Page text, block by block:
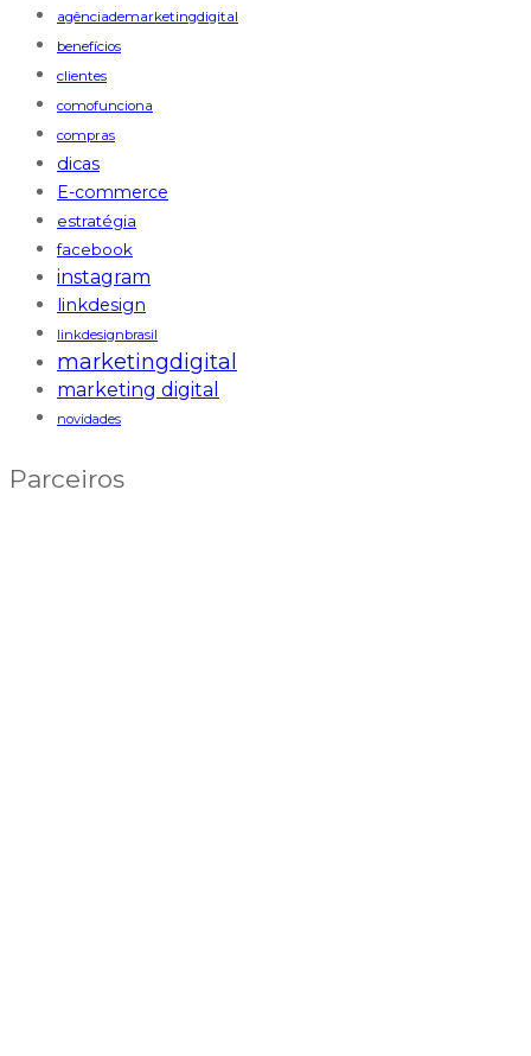
agênciademarketingdigital
benefícios
clientes
comofunciona
compras
dicas
E-commerce
estratégia
facebook
instagram
linkdesign
linkdesignbrasil
marketingdigital
marketing digital
novidades
Parceiros